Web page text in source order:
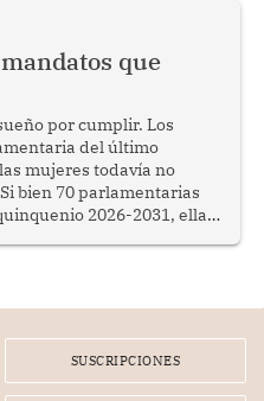
que
por cumplir. Los
del último
mujeres todavía no
bien 70 parlamentarias
2026-2031, ellas
SUSCRIPCIONES